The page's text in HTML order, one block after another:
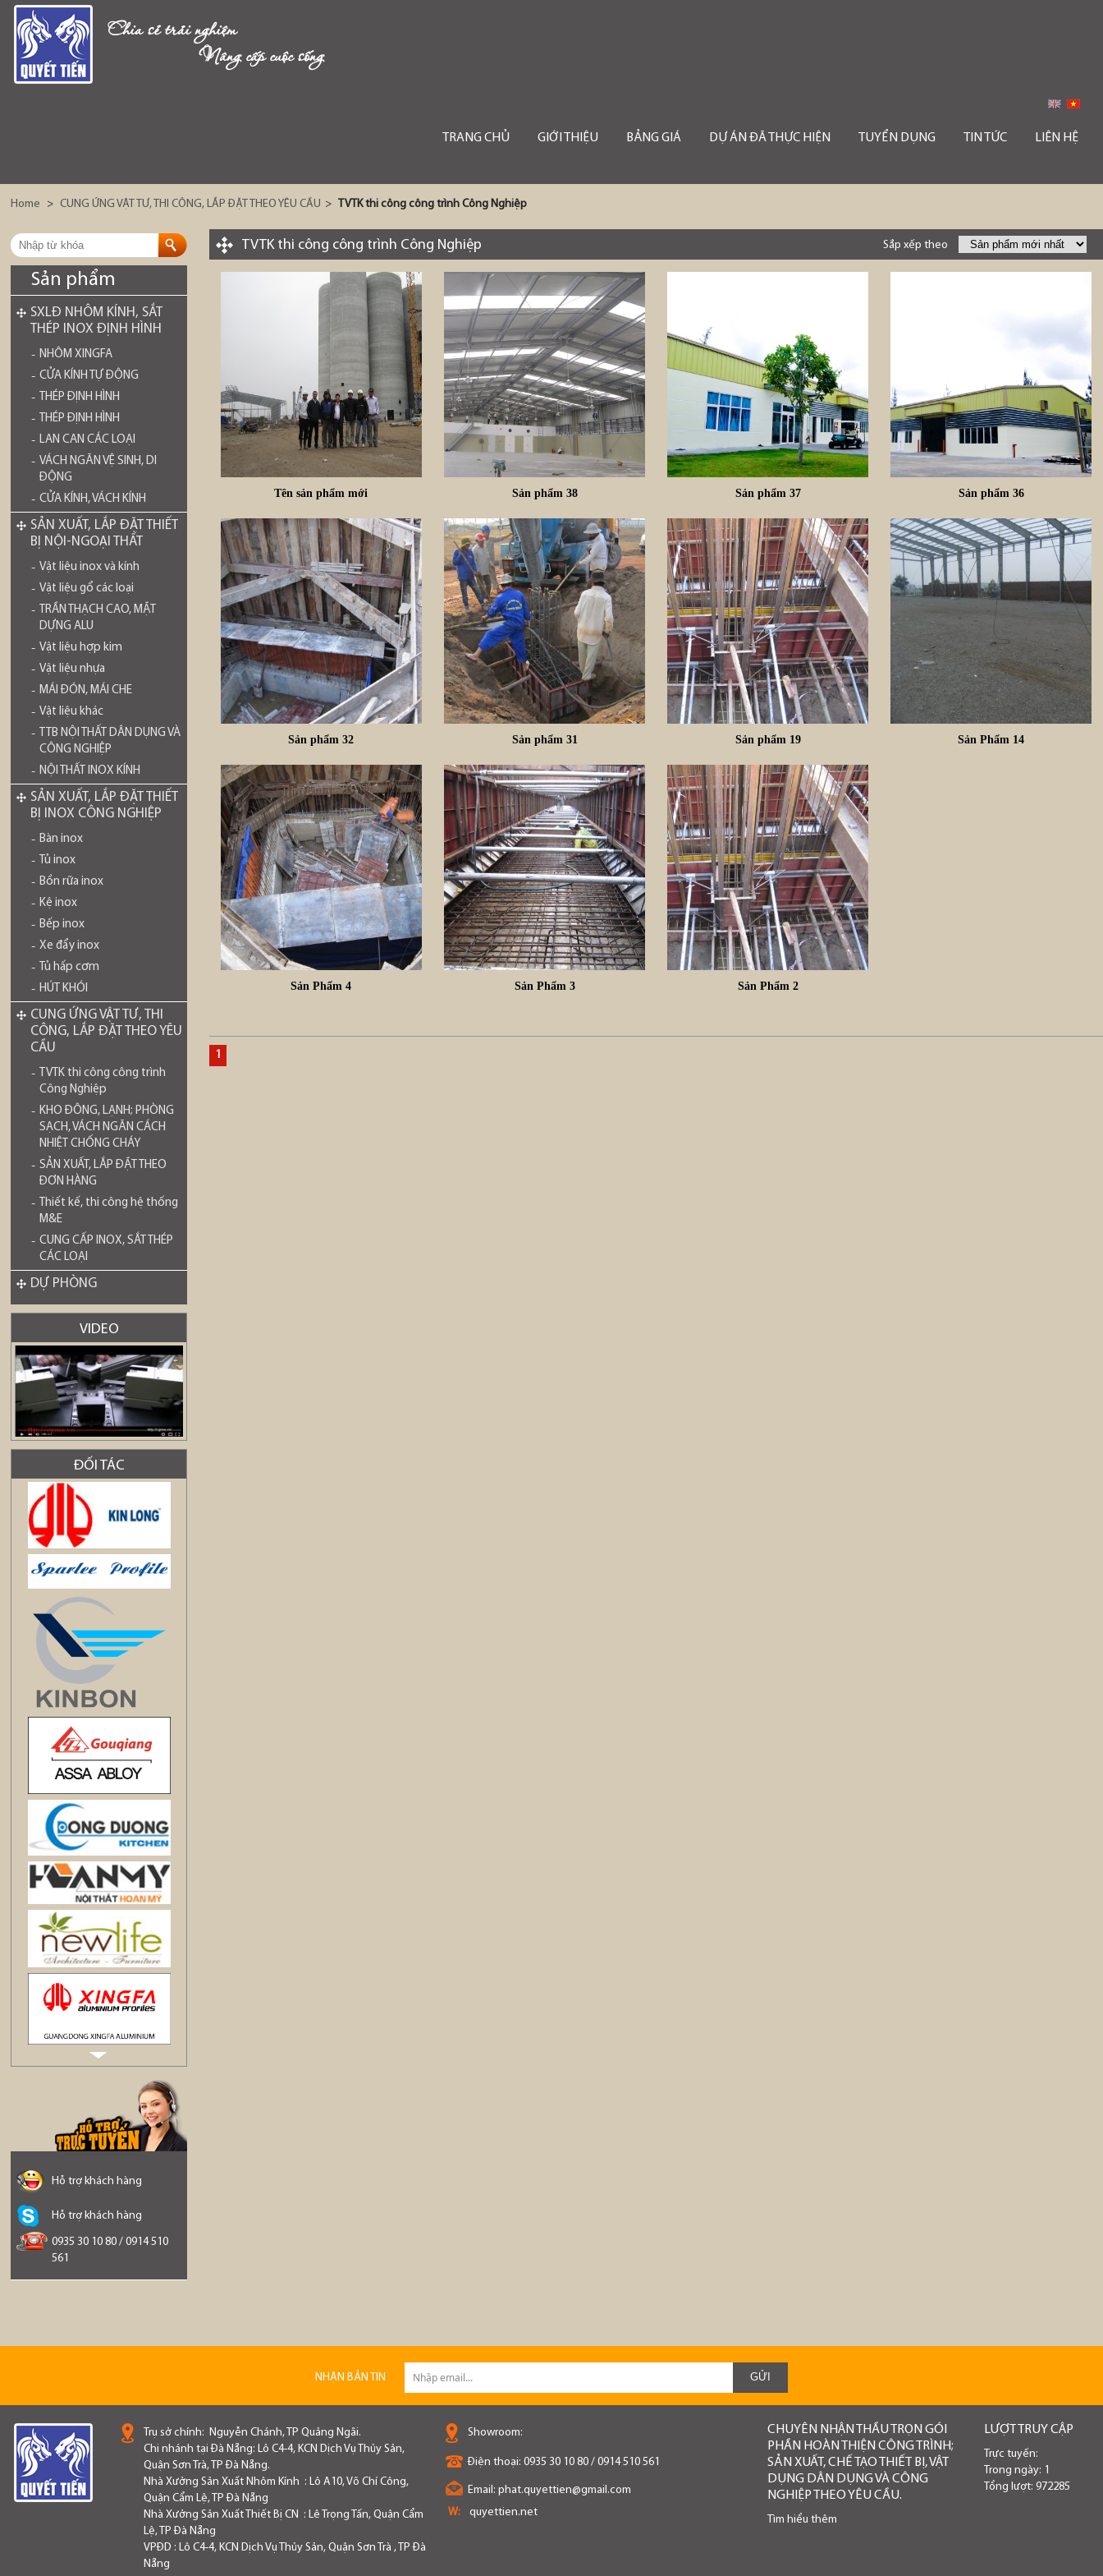
Chia sẻ trải nghiệm
Nâng cấp cuộc sống
TRANG CHỦ GIỚI THIỆU BẢNG GIÁ DỰ ÁN ĐÃ THỰC HIỆN TUYỂN DỤNG TIN TỨC LIÊN HỆ
Home > CUNG ỨNG VẬT TƯ, THI CÔNG, LẮP ĐẶT THEO YÊU CẦU > TVTK thi công công trình Công Nghiệp
Sản phẩm
SXLĐ NHÔM KÍNH, SẮT
THÉP INOX ĐỊNH HÌNH
NHÔM XINGFA
CỬA KÍNH TỰ ĐỘNG
THÉP ĐỊNH HÌNH
THÉP ĐỊNH HÌNH
LAN CAN CÁC LOẠI
VÁCH NGĂN VỆ SINH, DI
ĐỘNG
CỬA KÍNH, VÁCH KÍNH
SẢN XUẤT, LẮP ĐẶT THIẾT
BỊ NỘI-NGOẠI THẤT
Vật liệu inox và kính
Vật liệu gổ các loại
TRẦN THẠCH CAO, MẶT
DỰNG ALU
Vật liệu hợp kim
Vật liệu nhựa
MÁI ĐÓN, MÁI CHE
Vật liệu khác
TTB NỘI THẤT DÂN DỤNG VÀ
CÔNG NGHIỆP
NỘI THẤT INOX KÍNH
SẢN XUẤT, LẮP ĐẶT THIẾT
BỊ INOX CÔNG NGHIỆP
Bàn inox
Tủ inox
Bồn rữa inox
Kệ inox
Bếp inox
Xe đẩy inox
Tủ hấp cơm
HÚT KHÓI
CUNG ỨNG VẬT TƯ, THI
CÔNG, LẮP ĐẶT THEO YÊU
CẦU
TVTK thi công công trình
Công Nghiệp
KHO ĐÔNG, LẠNH; PHÒNG
SẠCH, VÁCH NGĂN CÁCH
NHIỆT CHỐNG CHÁY
SẢN XUẤT, LẮP ĐẶT THEO
ĐƠN HÀNG
Thiết kế, thi công hệ thống
M&E
CUNG CẤP INOX, SẮT THÉP
CÁC LOẠI
DỰ PHÒNG
VIDEO
ĐỐI TÁC
Hỗ trợ khách hàng
Hỗ trợ khách hàng
0935 30 10 80 / 0914 510
561
TVTK thi công công trình Công Nghiệp Sắp xếp theo
Tên sản phẩm mới Sản phẩm 38 Sản phẩm 37 Sản phẩm 36
Sản phẩm 32 Sản phẩm 31 Sản phẩm 19 Sản Phẩm 14
Sản Phẩm 4 Sản Phẩm 3 Sản Phẩm 2
1
NHẬN BẢN TIN
Trụ sở chính: Nguyễn Chánh, TP Quảng Ngãi.
Chi nhánh tại Đà Nẵng: Lô C4-4, KCN Dịch Vụ Thủy Sản,
Quận Sơn Trà, TP Đà Nẵng.
Nhà Xưởng Sản Xuất Nhôm Kính : Lô A10, Võ Chí Công,
Quận Cẩm Lệ, TP Đà Nẵng
Nhà Xưởng Sản Xuất Thiết Bị CN : Lê Trọng Tấn, Quận Cẩm
Lệ, TP Đà Nẵng
VPĐD : Lô C4-4, KCN Dịch Vụ Thủy Sản, Quận Sơn Trà , TP Đà
Nẵng
Showroom:
Điện thoại: 0935 30 10 80 / 0914 510 561
Email: phat.quyettien@gmail.com
W:
quyettien.net
CHUYÊN NHẬN THẦU TRỌN GÓI
PHẦN HOÀN THIỆN CÔNG TRÌNH;
SẢN XUẤT, CHẾ TẠO THIẾT BỊ, VẬT
DỤNG DÂN DỤNG VÀ CÔNG
NGHIỆP THEO YÊU CẦU.
Tìm hiểu thêm
LƯỢT TRUY CẬP
Trực tuyến:
Trong ngày: 1
Tổng lượt: 972285